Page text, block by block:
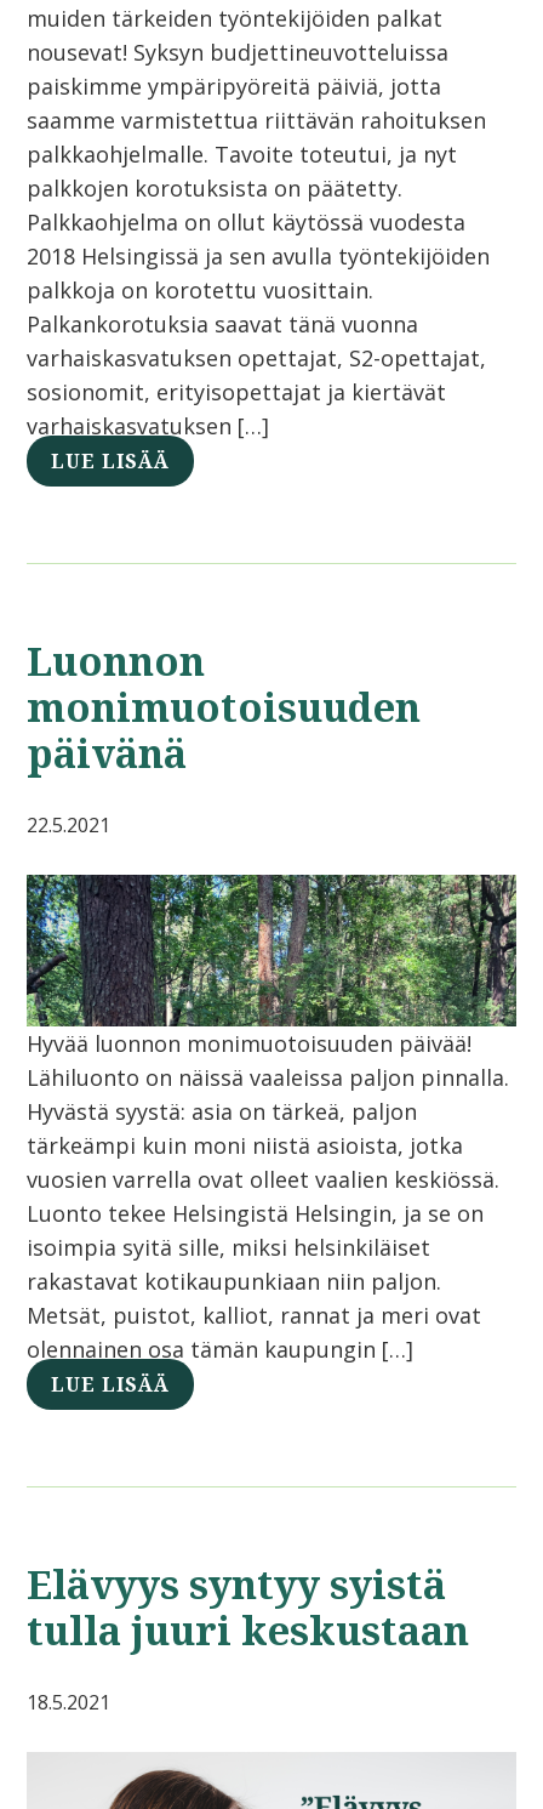
muiden tärkeiden työntekijöiden palkat
nousevat! Syksyn budjettineuvotteluissa
paiskimme ympäripyöreitä päiviä, jotta
saamme varmistettua riittävän rahoituksen
palkkaohjelmalle. Tavoite toteutui, ja nyt
palkkojen korotuksista on päätetty.
Palkkaohjelma on ollut käytössä vuodesta
2018 Helsingissä ja sen avulla työntekijöiden
palkkoja on korotettu vuosittain.
Palkankorotuksia saavat tänä vuonna
varhaiskasvatuksen opettajat, S2-opettajat,
sosionomit, erityisopettajat ja kiertävät
varhaiskasvatuksen […]
LUE LISÄÄ
Luonnon
monimuotoisuuden
päivänä
22.5.2021
Hyvää luonnon monimuotoisuuden päivää!
Lähiluonto on näissä vaaleissa paljon pinnalla.
Hyvästä syystä: asia on tärkeä, paljon
tärkeämpi kuin moni niistä asioista, jotka
vuosien varrella ovat olleet vaalien keskiössä.
Luonto tekee Helsingistä Helsingin, ja se on
isoimpia syitä sille, miksi helsinkiläiset
rakastavat kotikaupunkiaan niin paljon.
Metsät, puistot, kalliot, rannat ja meri ovat
olennainen osa tämän kaupungin […]
LUE LISÄÄ
Elävyys syntyy syistä
tulla juuri keskustaan
18.5.2021